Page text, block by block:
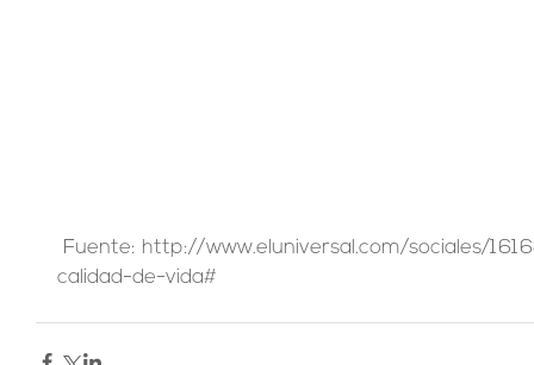
calidad-de-vida#